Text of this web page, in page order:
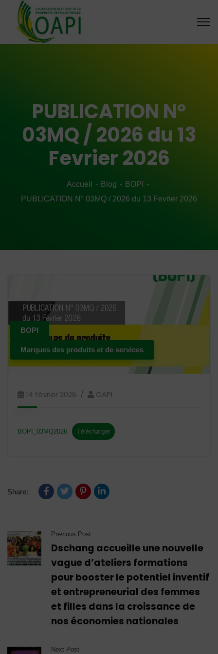
PUBLICATION N°
03MQ / 2026 du 13
Fevrier 2026
Accueil Blog
BOPI
PUBLICATION N° 03MQ / 2026 du 13 Fevrier 2026
BOPI
Marques des produits et de services
14 février 2026 OAPI
BOPI_03MQ2026 Télécharger
Share:
Previous Post
Dschang accueille une nouvelle
vague d’ateliers formations
pour booster le potentiel inventif
et entrepreneurial des femmes
et filles dans la croissance de
nos économies nationales
Next Post